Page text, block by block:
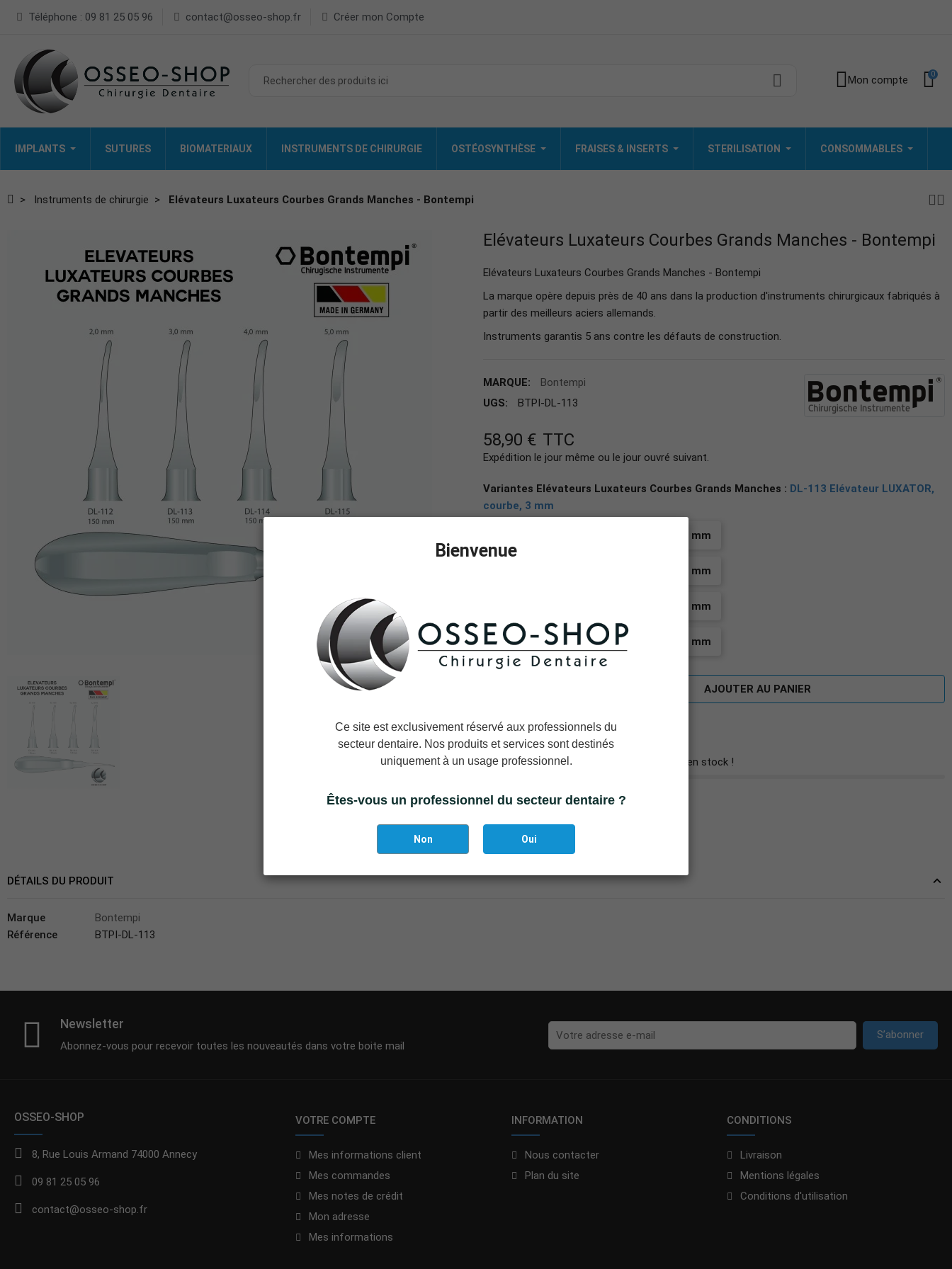
Téléphone : 09 81 25 05 96 contact@osseo-shop.fr Créer mon Compte
Mon compte 0
IMPLANTS SUTURES BIOMATERIAUX INSTRUMENTS DE CHIRURGIE OSTÉOSYNTHÈSE FRAISES & INSERTS STERILISATION CONSOMMABLES
Instruments de chirurgie Elévateurs Luxateurs Courbes Grands Manches - Bontempi
Elévateurs Luxateurs Courbes Grands Manches - Bontempi
Elévateurs Luxateurs Courbes Grands Manches - Bontempi
La marque opère depuis près de 40 ans dans la production d'instruments chirurgicaux fabriqués à
partir des meilleurs aciers allemands.
Instruments garantis 5 ans contre les défauts de construction.
MARQUE:
Bontempi
UGS:
BTPI-DL-113
58,90 € TTC
Expédition le jour même ou le jour ouvré suivant.
Variantes Elévateurs Luxateurs Courbes Grands Manches : DL-113 Elévateur LUXATOR,
courbe, 3 mm
DL-112 Elévateur LUXATOR, courbe, 2 mm
DL-113 Elévateur LUXATOR, courbe, 3 mm
DL-114 Elévateur LUXATOR, courbe, 4 mm
DL-115 Elévateur LUXATOR, courbe, 5 mm
AJOUTER AU PANIER
Ajouter à la liste des favoris
Il reste actuellement article(s) restant(s) en stock !
DÉTAILS DU PRODUIT
Marque
Bontempi
Référence
BTPI-DL-113
Bienvenue
Ce site est exclusivement réservé aux professionnels du
secteur dentaire. Nos produits et services sont destinés
uniquement à un usage professionnel.
Êtes-vous un professionnel du secteur dentaire ?
Non Oui
Newsletter
Abonnez-vous pour recevoir toutes les nouveautés dans votre boite mail
S’abonner
OSSEO-SHOP
8, Rue Louis Armand 74000 Annecy
09 81 25 05 96
contact@osseo-shop.fr
VOTRE COMPTE
Mes informations client
Mes commandes
Mes notes de crédit
Mon adresse
Mes informations
INFORMATION
Nous contacter
Plan du site
CONDITIONS
Livraison
Mentions légales
Conditions d'utilisation